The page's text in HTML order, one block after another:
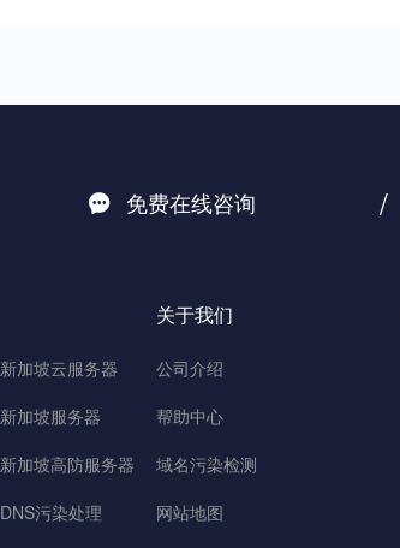
免费在线咨询 /
新加坡云服务器
新加坡服务器
新加坡高防服务器
DNS污染处理
关于我们
公司介绍
帮助中心
域名污染检测
网站地图